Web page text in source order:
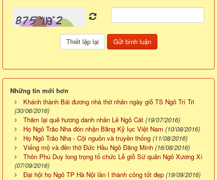
Những tin mới hơn
Khánh thành Bái đương nhà thờ nhân ngày giỗ TS Ngô Trí Tri
(30/06/2016)
Thăm lại quê hương danh nhân Lê Ngô Cát (19/07/2016)
Họ Ngô Trảo Nha đón nhận Bằng Kỷ lục Việt Nam (10/08/2016)
Họ Ngô Trảo Nha - Cội nguồn và truyền thống (11/08/2016)
Viếng mộ và đền thờ Đức Hầu Ngô Đăng Minh (16/08/2016)
Thôn Phú Duy long trọng tổ chức Lễ giỗ Sứ quân Ngô Xương Xí
(07/09/2016)
Đại hội họ Ngô TP Hà Nội lần I thành công tốt đẹp (19/09/2016)